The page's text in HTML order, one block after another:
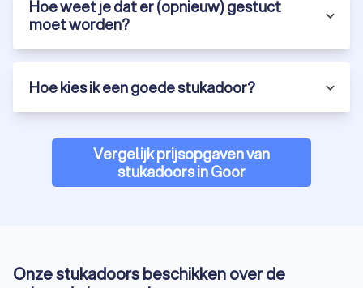
Hoe weet je dat er (opnieuw) gestuct
moet worden?
Hoe kies ik een goede stukadoor?
Vergelijk prijsopgaven van
stukadoors in Goor
Onze stukadoors beschikken over de